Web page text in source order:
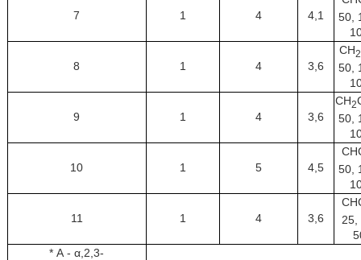
7 1 4 4,1
50,
8 1 4 3,6
CH2
50,
9 1 4 3,6
CH2
50,
10 1 5 4,5
50,
11 1 4 3,6
25,
* А - α,2,3-